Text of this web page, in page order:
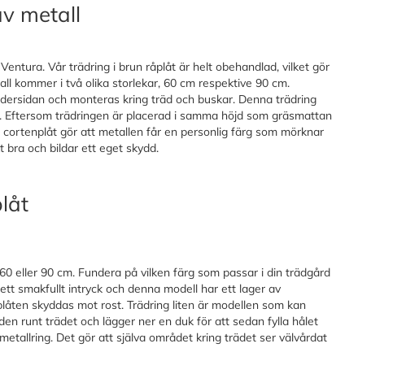
metall
Vår trädring i brun råplåt är helt obehandlad, vilket gör
kommer i två olika storlekar, 60 cm respektive 90 cm.
och monteras kring träd och buskar. Denna trädring
trädringen är placerad i samma höjd som gräsmattan
gör att metallen får en personlig färg som mörknar
och bildar ett eget skydd.
eller 90 cm. Fundera på vilken färg som passar i din trädgård
smakfullt intryck och denna modell har ett lager av
skyddas mot rost. Trädring liten är modellen som kan
runt trädet och lägger ner en duk för att sedan fylla hålet
Det gör att själva området kring trädet ser välvårdat